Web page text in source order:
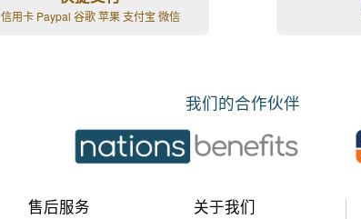
信用卡 Paypal 谷歌 苹果 支付宝 微信
我们的合作伙伴
售后服务 关于我们